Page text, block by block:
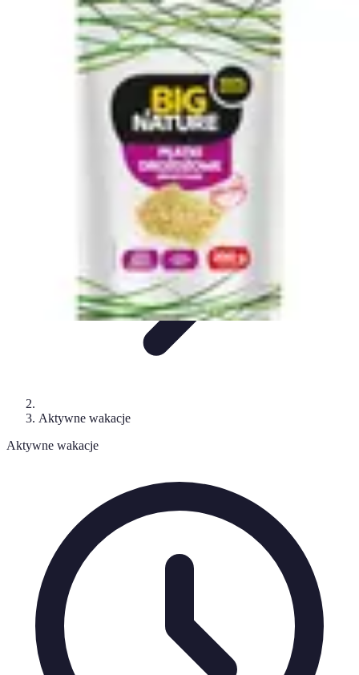
Oferty Wyjazdowe
Zdrowe wakacjeRodzinne WakacjeAktywne WakacjeRodzinne
Wakacyjne Kierunki
Oferty Wyjazdowe
Aktywne wakacje
Aktywne wakacje